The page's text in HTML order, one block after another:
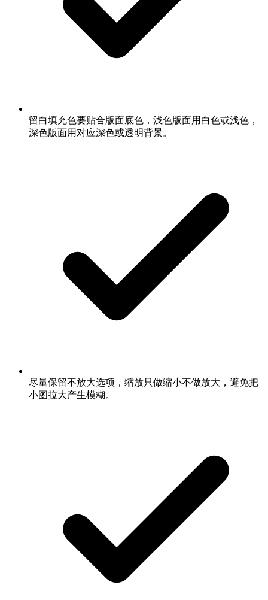
留白填充色要贴合版面底色，浅色版面用白色或浅色，
深色版面用对应深色或透明背景。
尽量保留不放大选项，缩放只做缩小不做放大，避免把
小图拉大产生模糊。